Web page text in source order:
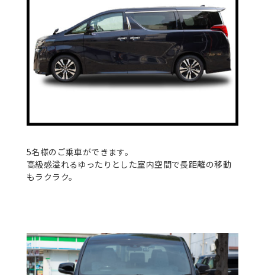
5名様のご乗車ができます。
高級感溢れるゆったりとした室内空間で長距離の移動
もラクラク。